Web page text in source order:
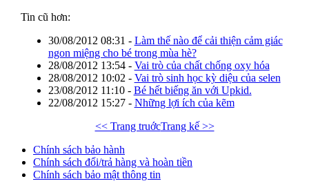
Tin cũ hơn:
30/08/2012 08:31 - Làm thế nào để cải thiện cảm giác
ngon miệng cho bé trong mùa hè?
28/08/2012 13:54- Vai trò của chất chống oxy hóa
28/08/2012 10:02 - Vai trò sinh học kỳ diệu của selen
23/08/2012 11:10- Bé hết biếng ăn với Upkid.
22/08/2012 15:27- Những lợi ích của kẽm
<< Trang truớcTrang kế >>
Chính sách bảo hành
Chính sách đổi/trả hàng và hoàn tiền
Chính sách bảo mật thông tin